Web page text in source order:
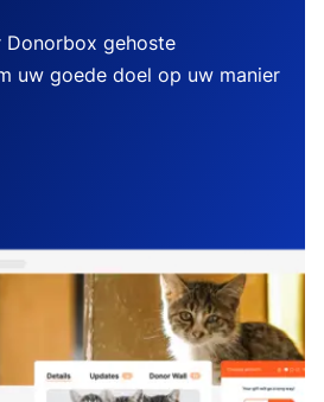
Donorbox gehoste
uw goede doel op uw manier